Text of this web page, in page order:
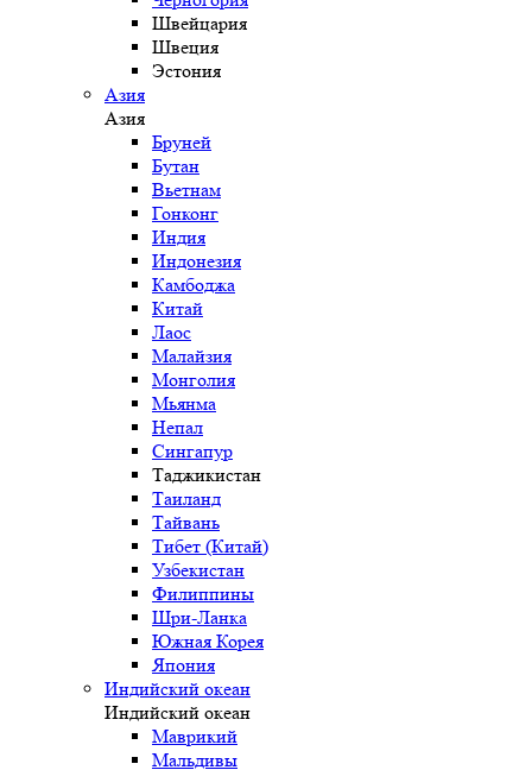
Швейцария
Швеция
Эстония
Азия
Азия
Бруней
Бутан
Вьетнам
Гонконг
Индия
Индонезия
Камбоджа
Китай
Лаос
Малайзия
Монголия
Мьянма
Непал
Сингапур
Таджикистан
Таиланд
Тайвань
Тибет (Китай)
Узбекистан
Филиппины
Шри-Ланка
Южная Корея
Япония
Индийский океан
Индийский океан
Маврикий
Мальдивы